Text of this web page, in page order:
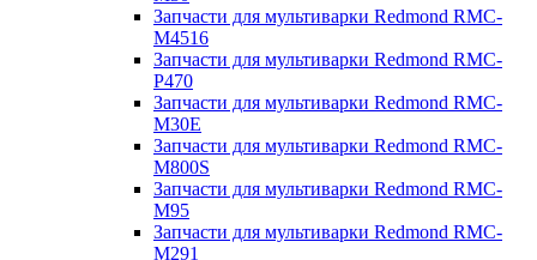
Запчасти для мультиварки Redmond RMC-
M4516
Запчасти для мультиварки Redmond RMC-
P470
Запчасти для мультиварки Redmond RMC-
M30E
Запчасти для мультиварки Redmond RMC-
M800S
Запчасти для мультиварки Redmond RMC-
M95
Запчасти для мультиварки Redmond RMC-
M291